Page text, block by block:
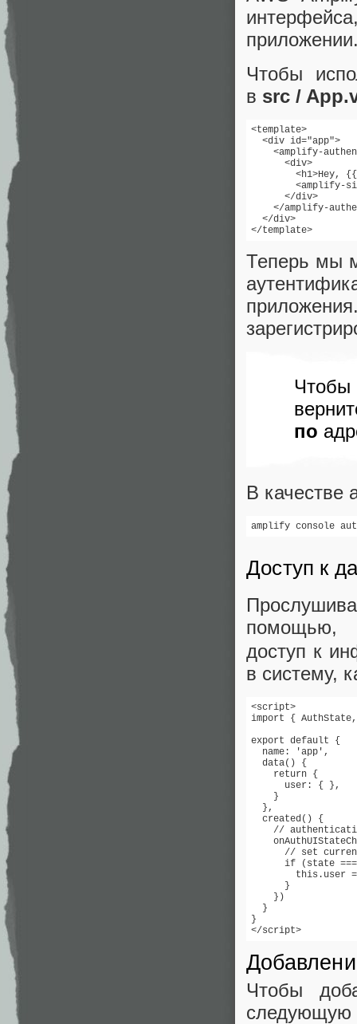
Чтобы
в src /
<template>
  <div id="app">
<amplify-
      <div>
<h1>Hey,
<amplify-
      </div>
</amplify-
  </div>
</template>
Теперь мы
Чтобы
по
В качестве
amplify console
Доступ к
доступ к
в систему,
<script>
import { AuthState,
export default {
  name: 'app',
  data() {
    return {
      user: { },
    }
  },
  created() {
//
// set
if (state
this.user
      }
    })
  }
}
</script>
Чтобы
следующую